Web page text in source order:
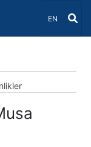
Dil Seçiniz
EN